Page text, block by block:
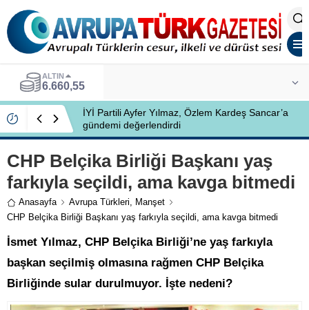
ALTIN
6.660,55
İYİ Partili Ayfer Yılmaz, Özlem Kardeş Sancar’a
gündemi değerlendirdi
CHP Belçika Birliği Başkanı yaş
farkıyla seçildi, ama kavga bitmedi
Anasayfa Avrupa Türkleri, Manşet
CHP Belçika Birliği Başkanı yaş farkıyla seçildi, ama kavga bitmedi
İsmet Yılmaz, CHP Belçika Birliği’ne yaş farkıyla
başkan seçilmiş olmasına rağmen CHP Belçika
Birliğinde sular durulmuyor. İşte nedeni?